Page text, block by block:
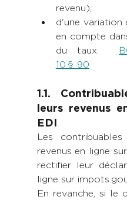
revenu),
d'une variation
en compte
du taux.
10 §  90
1.1.
leurs revenus
EDI
Les
revenus en ligne
rectifier leur
ligne sur
En revanche, si le